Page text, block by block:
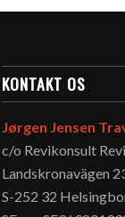
KONTAKT OS
Jørgen Jensen
c/o Revikonsult
Landskronavägen
S-252 32